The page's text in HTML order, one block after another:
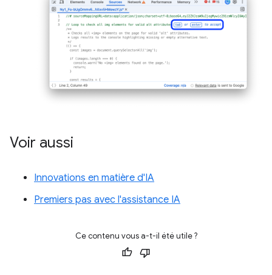
Voir aussi
Innovations en matière d'IA
Premiers pas avec l'assistance IA
Ce contenu vous a-t-il été utile ?